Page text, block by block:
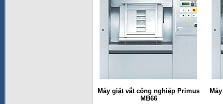
Máy giặt vắt công nghiệp Primus
MB66